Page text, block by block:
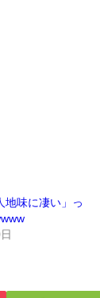
地味に凄い」っ